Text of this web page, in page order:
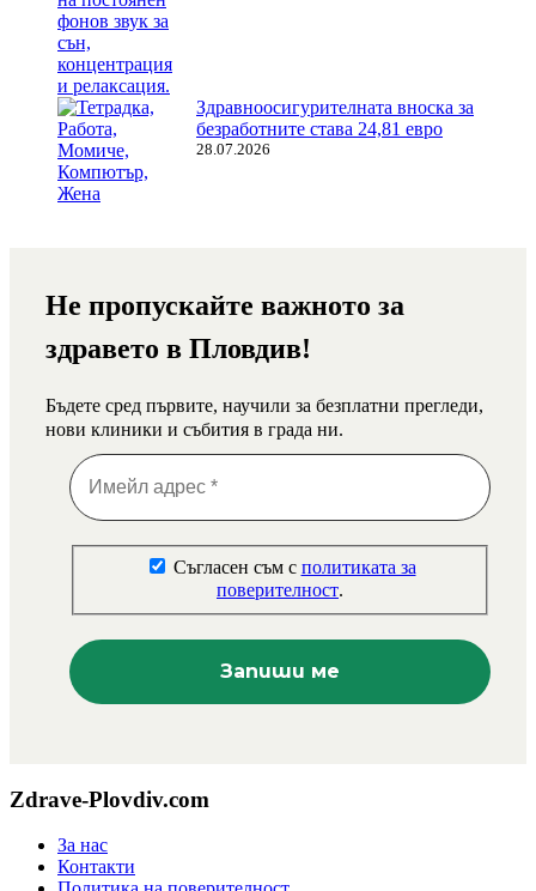
Здравноосигурителната вноска за
безработните става 24,81 евро
28.07.2026
Не пропускайте важното за
здравето в Пловдив!
Бъдете сред първите, научили за безплатни прегледи,
нови клиники и събития в града ни.
Съгласен съм с политиката за
поверителност.
Zdrave-Plovdiv.com
За нас
Контакти